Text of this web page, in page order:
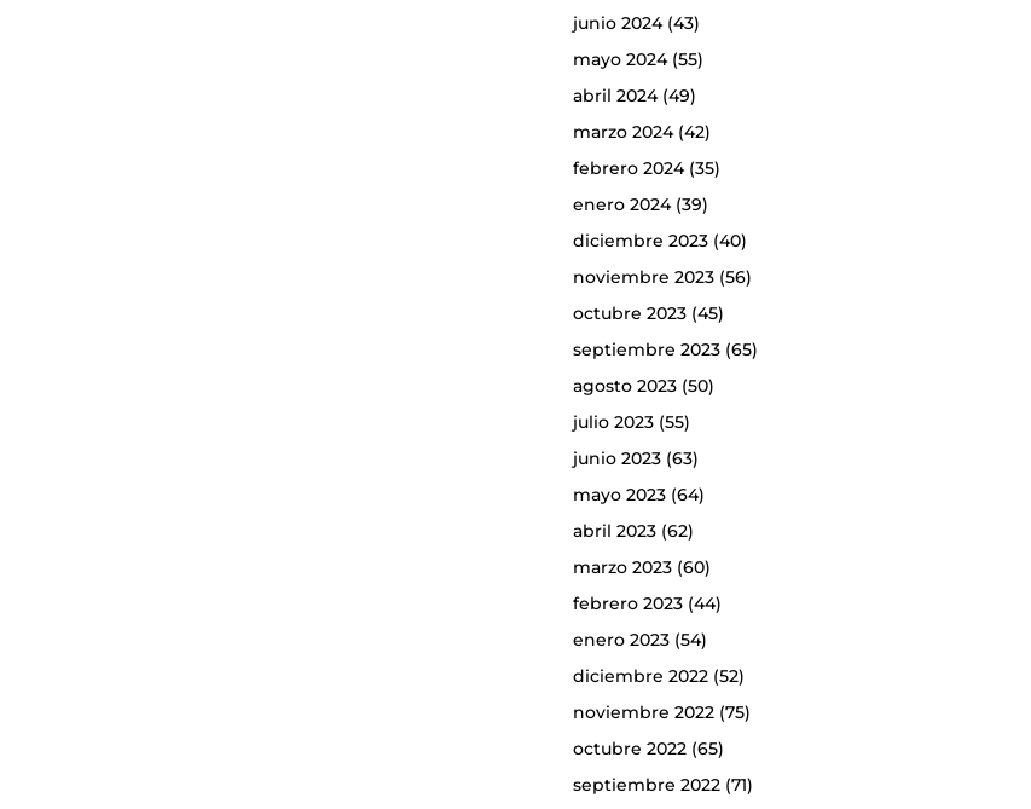
junio 2024(43)
mayo 2024(55)
abril 2024(49)
marzo 2024(42)
febrero 2024(35)
enero 2024(39)
diciembre 2023(40)
noviembre 2023(56)
octubre 2023(45)
septiembre 2023(65)
agosto 2023(50)
julio 2023(55)
junio 2023(63)
mayo 2023(64)
abril 2023(62)
marzo 2023(60)
febrero 2023(44)
enero 2023(54)
diciembre 2022(52)
noviembre 2022(75)
octubre 2022(65)
septiembre 2022(71)